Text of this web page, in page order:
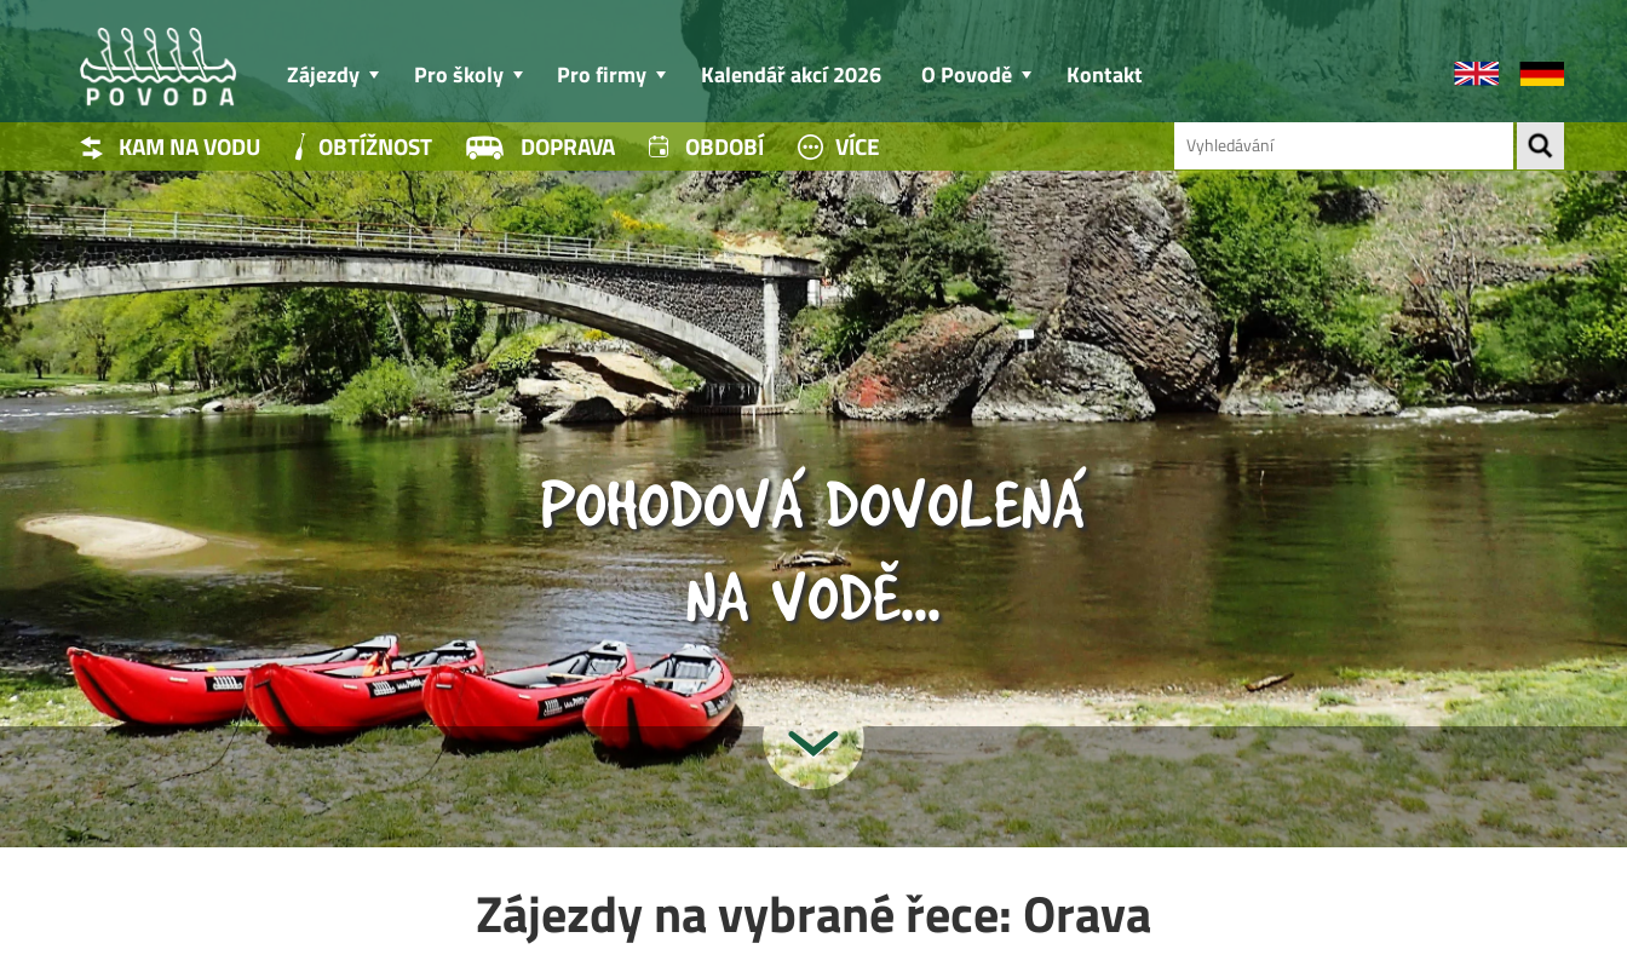
Zájezdy Pro školy Pro firmy Kalendář akcí 2026 O Povodě Kontakt
KAM NA VODU OBTÍŽNOST DOPRAVA OBDOBÍ VÍCE
POHODOVÁ DOVOLENÁ
NA VODĚ...
Zájezdy na vybrané řece: Orava